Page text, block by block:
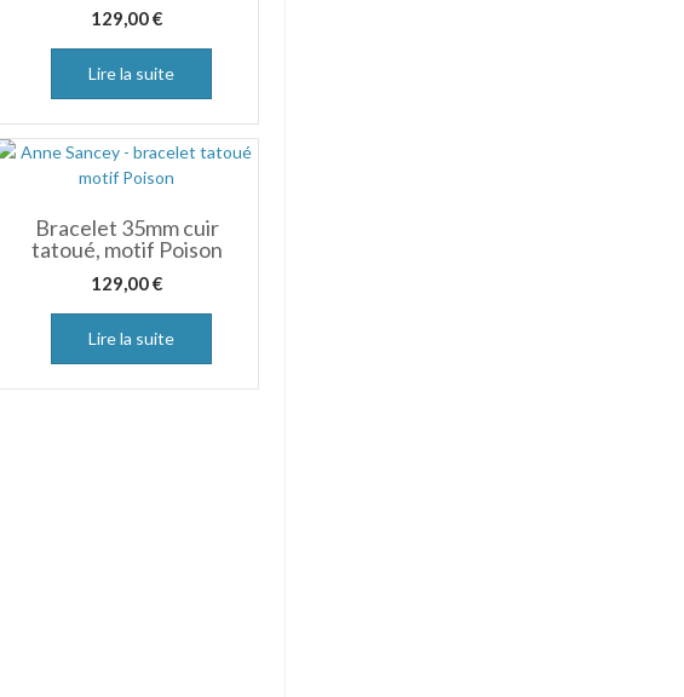
129,00€
Lire la suite
Bracelet 35mm cuir
tatoué, motif Poison
129,00€
Lire la suite